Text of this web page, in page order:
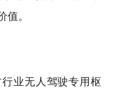
。
业无人驾驶专用枢